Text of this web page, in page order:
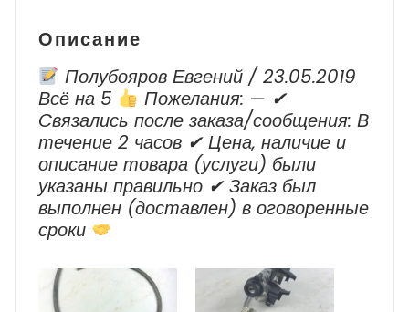
Описание
Полубояров Евгений / 23.05.2019
Всё на 5
Пожелания: — ✔
Cвязались после заказа/сообщения: В
течение 2 часов ✔ Цена, наличие и
описание товара (услуги) были
указаны правильно ✔ Заказ был
выполнен (доставлен) в оговоренные
сроки